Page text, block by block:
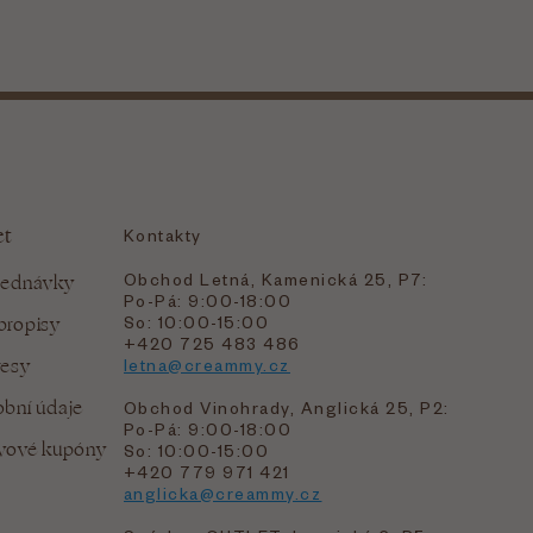
údaje
kupóny
Kontakty
Obchod Letná, Kamenická 25, P7:
Po-Pá: 9:00-18:00
So: 10:00-15:00
+420 725 483 486
letna@creammy.cz
Obchod Vinohrady, Anglická 25, P2:
Po-Pá: 9:00-18:00
So: 10:00-15:00
+420 779 971 421
anglicka@creammy.cz